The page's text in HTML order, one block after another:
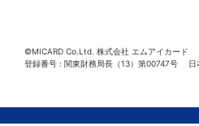
©MICARD Co.Ltd. 株式会社 エムアイカード
登録番号 : 関東財務局長（13）第00747号